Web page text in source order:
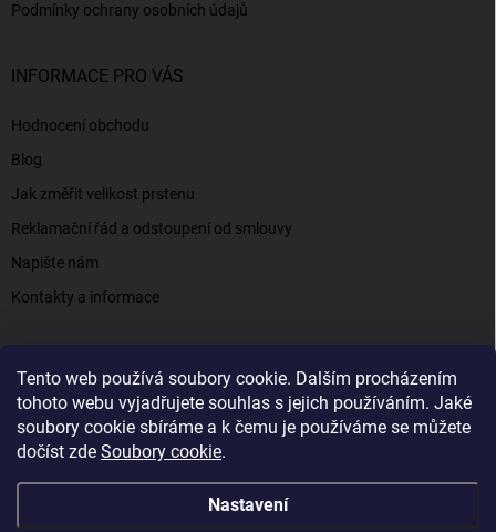
Tento web používá soubory cookie. Dalším procházením
tohoto webu vyjadřujete souhlas s jejich používáním. Jaké
soubory cookie sbíráme a k čemu je používáme se můžete
dočíst zde Soubory cookie.
Nastavení
Podmínky ochrany osobních údajů
INFORMACE PRO VÁS
Hodnocení obchodu
Blog
Jak změřit velikost prstenu
Reklamační řád a odstoupení od smlouvy
Napište nám
Kontakty a informace
Elenys.cz - šperky, kterým věříte už od roku 2016
Vytvořil Shoptet